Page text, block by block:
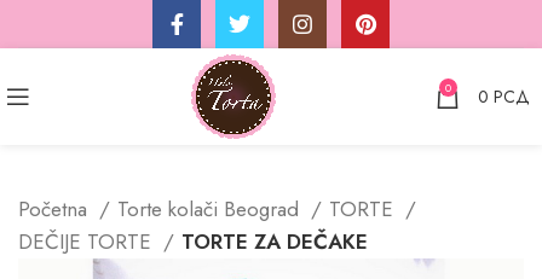
0 0 РСД
Početna Torte kolači Beograd
TORTE
DEČIJE TORTE
TORTE ZA DEČAKE